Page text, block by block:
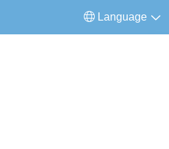
Language